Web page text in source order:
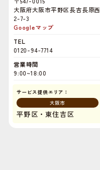
大阪府大阪市平野区長吉長原西
2-7-3
Googleマップ
TEL
0120-94-7714
営業時間
9:00~18:00
サービス提供エリア：
大阪市
平野区・東住吉区